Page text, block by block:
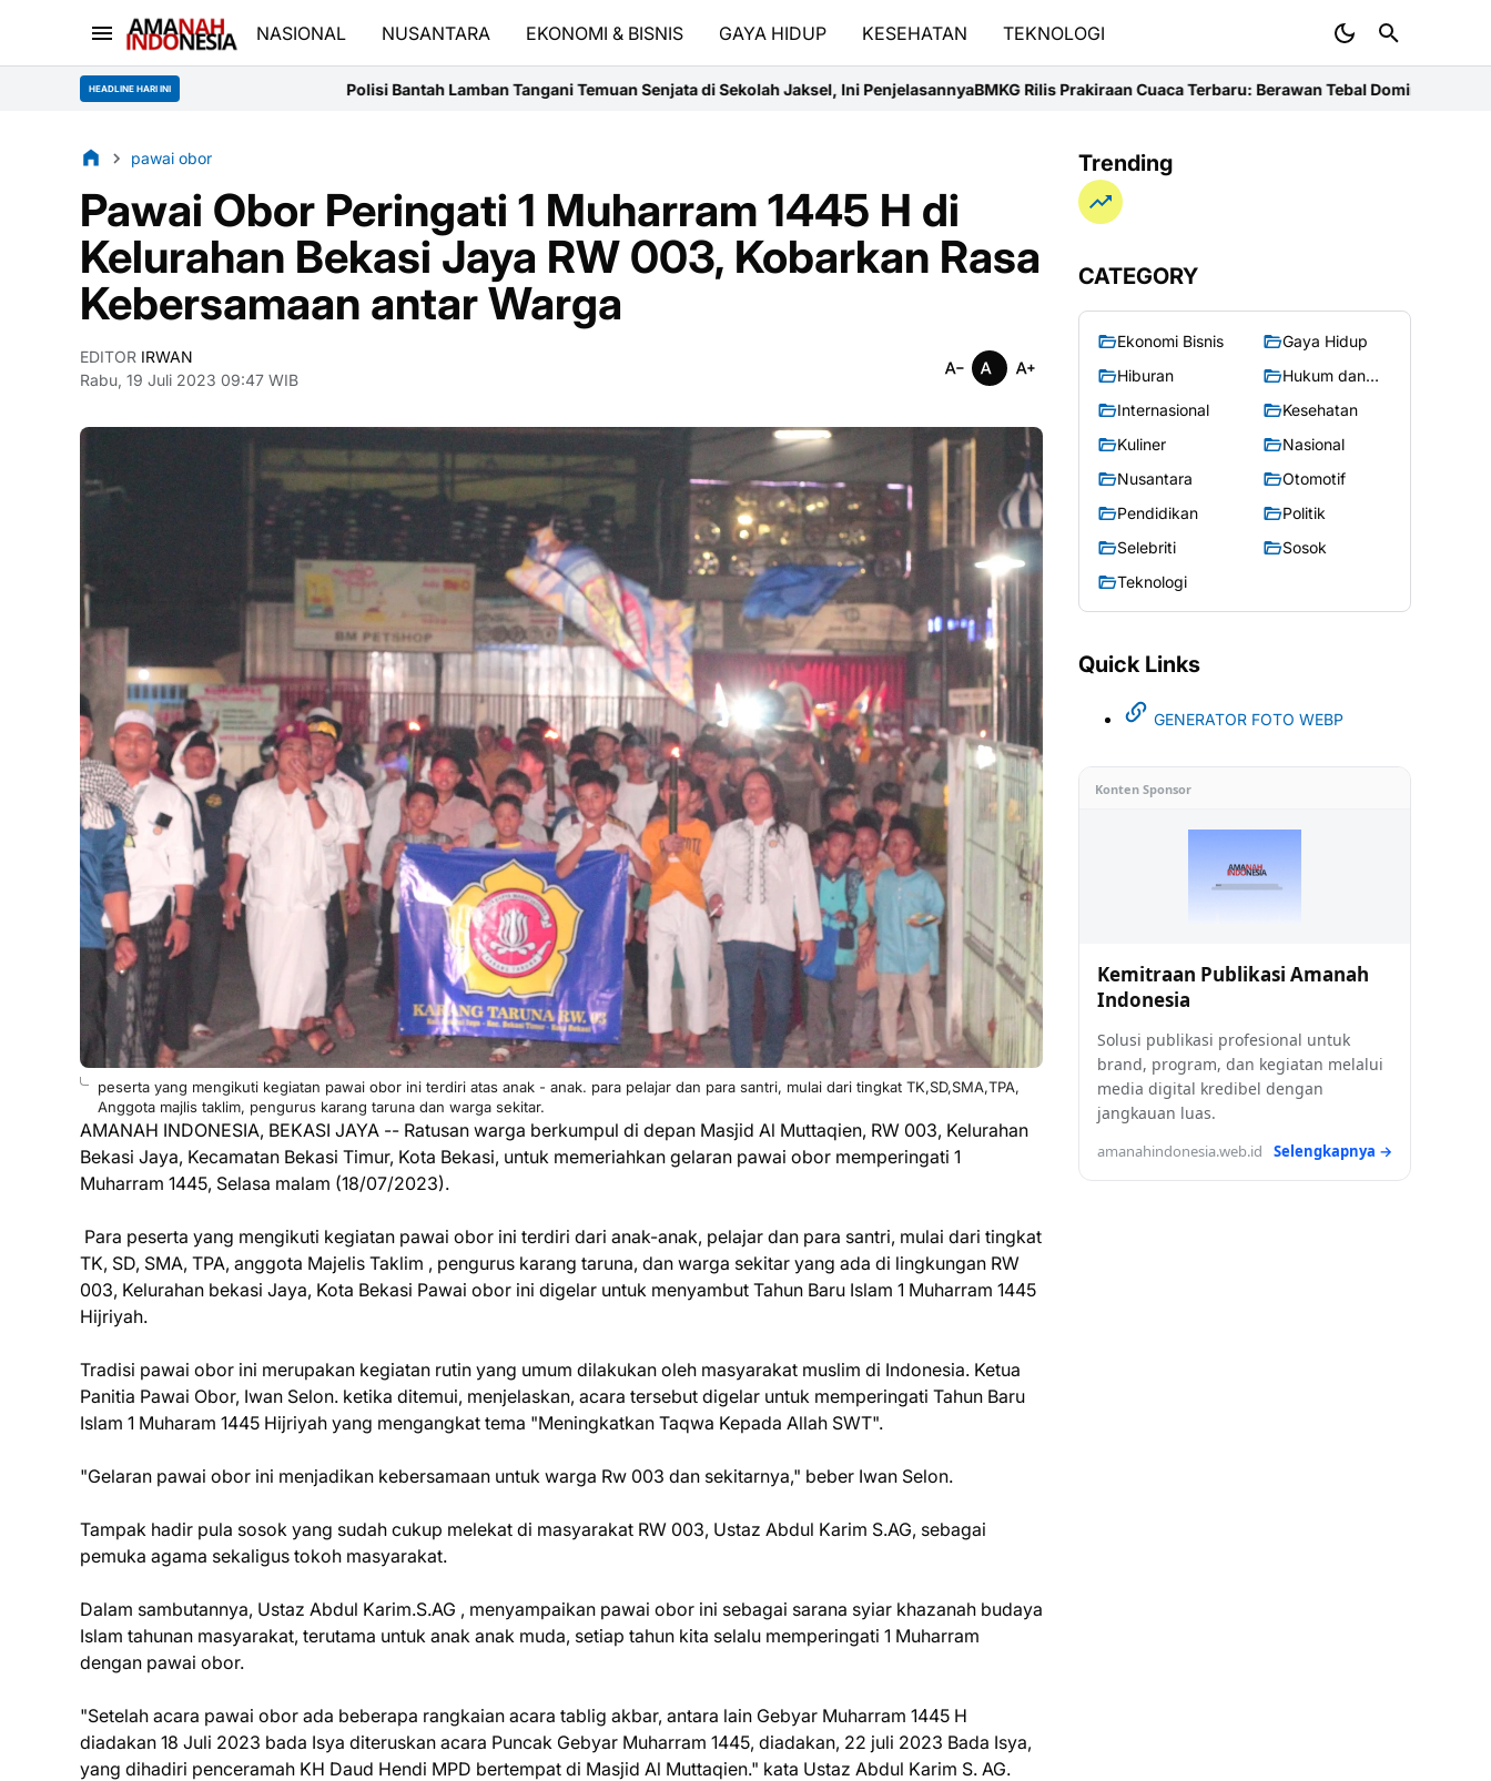
NASIONAL NUSANTARA EKONOMI & BISNIS GAYA HIDUP KESEHATAN TEKNOLOGI
HEADLINE HARI INI
Polisi Bantah Lamban Tangani Temuan Senjata di Sekolah Jaksel, Ini PenjelasannyaBMKG Rilis Prakiraan Cuaca Terbaru: Berawan Tebal Dominasi Indonesia, Ini Daftar Wilayah yang
pawai obor
Pawai Obor Peringati 1 Muharram 1445 H di
Kelurahan Bekasi Jaya RW 003, Kobarkan Rasa
Kebersamaan antar Warga
EDITOR IRWAN
Rabu, 19 Juli 2023 09:47 WIB
peserta yang mengikuti kegiatan pawai obor ini terdiri atas anak - anak. para pelajar dan para santri, mulai dari tingkat TK,SD,SMA,TPA,
Anggota majlis taklim, pengurus karang taruna dan warga sekitar.
AMANAH INDONESIA, BEKASI JAYA -- Ratusan warga berkumpul di depan Masjid Al Muttaqien, RW 003, Kelurahan
Bekasi Jaya, Kecamatan Bekasi Timur, Kota Bekasi, untuk memeriahkan gelaran pawai obor memperingati 1
Muharram 1445, Selasa malam (18/07/2023).
Para peserta yang mengikuti kegiatan pawai obor ini terdiri dari anak-anak, pelajar dan para santri, mulai dari tingkat
TK, SD, SMA, TPA, anggota Majelis Taklim , pengurus karang taruna, dan warga sekitar yang ada di lingkungan RW
003, Kelurahan bekasi Jaya, Kota Bekasi Pawai obor ini digelar untuk menyambut Tahun Baru Islam 1 Muharram 1445
Hijriyah.
Tradisi pawai obor ini merupakan kegiatan rutin yang umum dilakukan oleh masyarakat muslim di Indonesia. Ketua
Panitia Pawai Obor, Iwan Selon. ketika ditemui, menjelaskan, acara tersebut digelar untuk memperingati Tahun Baru
Islam 1 Muharam 1445 Hijriyah yang mengangkat tema "Meningkatkan Taqwa Kepada Allah SWT".
"Gelaran pawai obor ini menjadikan kebersamaan untuk warga Rw 003 dan sekitarnya," beber Iwan Selon.
Tampak hadir pula sosok yang sudah cukup melekat di masyarakat RW 003, Ustaz Abdul Karim S.AG, sebagai
pemuka agama sekaligus tokoh masyarakat.
Dalam sambutannya, Ustaz Abdul Karim.S.AG , menyampaikan pawai obor ini sebagai sarana syiar khazanah budaya
Islam tahunan masyarakat, terutama untuk anak anak muda, setiap tahun kita selalu memperingati 1 Muharram
dengan pawai obor.
"Setelah acara pawai obor ada beberapa rangkaian acara tablig akbar, antara lain Gebyar Muharram 1445 H
diadakan 18 Juli 2023 bada Isya diteruskan acara Puncak Gebyar Muharram 1445, diadakan, 22 juli 2023 Bada Isya,
yang dihadiri penceramah KH Daud Hendi MPD bertempat di Masjid Al Muttaqien." kata Ustaz Abdul Karim S. AG.
Trending
CATEGORY
Ekonomi Bisnis
Gaya Hidup
Hiburan
Hukum dan
Internasional
Kesehatan
Kuliner
Nasional
Nusantara
Otomotif
Pendidikan
Politik
Selebriti
Sosok
Teknologi
Quick Links
GENERATOR FOTO WEBP
Konten Sponsor
Kemitraan Publikasi Amanah
Indonesia
Solusi publikasi profesional untuk
brand, program, dan kegiatan melalui
media digital kredibel dengan
jangkauan luas.
amanahindonesia.web.id Selengkapnya →